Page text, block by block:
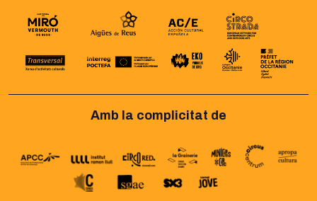
Amb la complicitat de